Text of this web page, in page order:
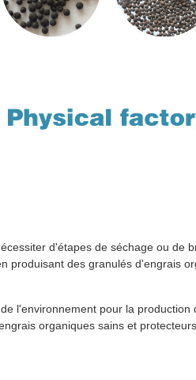
d'étapes de séchage ou de
produisant des granulés d'engrais
l'environnement pour la production
organiques sains et